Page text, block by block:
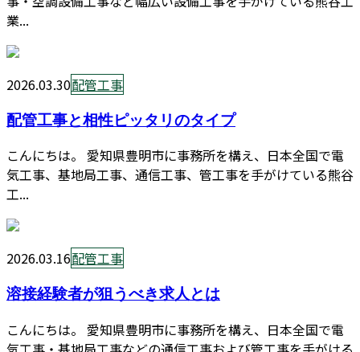
業...
2026.03.30配管工事
配管工事と相性ピッタリのタイプ
こんにちは。 愛知県豊明市に事務所を構え、日本全国で電
気工事、基地局工事、通信工事、管工事を手がけている熊谷
工...
2026.03.16配管工事
溶接経験者が狙うべき求人とは
こんにちは。 愛知県豊明市に事務所を構え、日本全国で電